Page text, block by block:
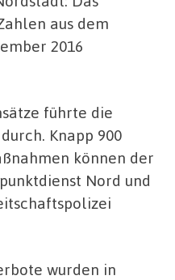
aus dem
2016
führte die
Knapp 900
können der
Nord und
wurden in